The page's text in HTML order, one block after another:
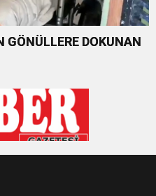
GÖNÜLLERE DOKUNAN